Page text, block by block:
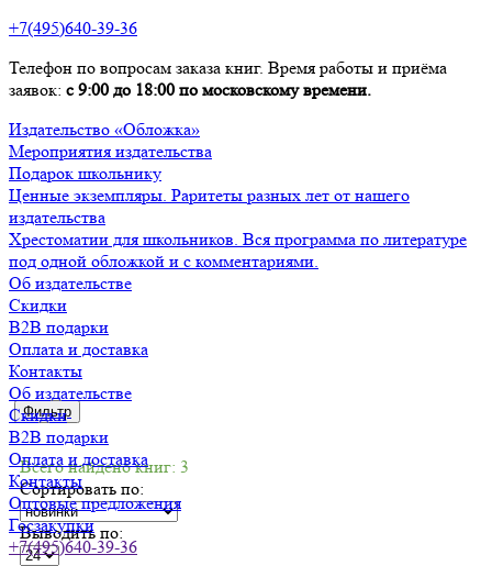
+7(495)640-39-36
Телефон по вопросам заказа книг. Время работы и приёма
заявок: с 9:00 до 18:00 по московскому времени.
Издательство «Обложка»
Мероприятия издательства
Подарок школьнику
Ценные экземпляры. Раритеты разных лет от нашего
издательства
Хрестоматии для школьников. Вся программа по литературе
под одной обложкой и с комментариями.
Об издательстве
Скидки
B2B подарки
Оплата и доставка
Контакты
Об издательстве
Скидки
B2B подарки
Оплата и доставка
Контакты
Оптовые предложения
Госзакупки
+7(495)640-39-36
Фильтр
Всего найдено книг: 3
Сортировать по:
Выводить по: